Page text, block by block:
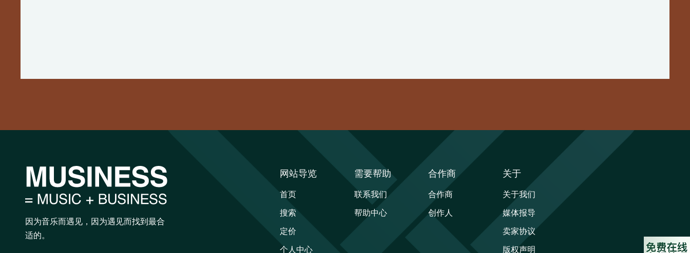
因为音乐而遇见，因为遇见而找到最合
适的。
网站导览
首页
搜索
定价
个人中心
需要帮助
联系我们
帮助中心
合作商
合作商
创作人
关于
关于我们
媒体报导
卖家协议
版权声明